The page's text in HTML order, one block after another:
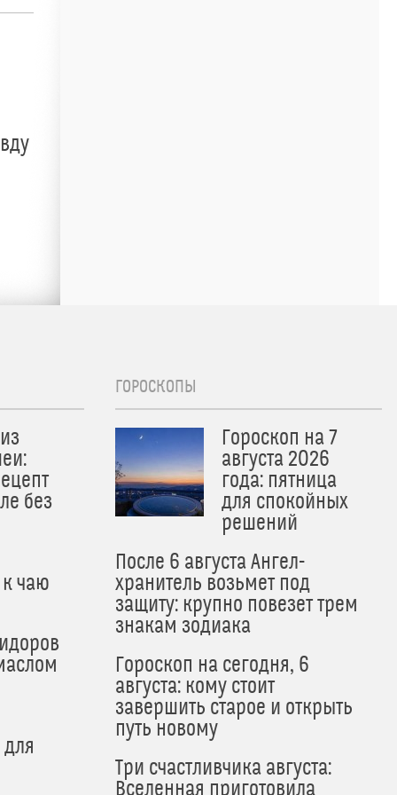
без
чаю
ГОРОСКОПЫ
Гороскоп на 7
августа 2026
года: пятница
для спокойных
решений
После 6 августа Ангел-
хранитель возьмет под
защиту: крупно повезет трем
знакам зодиака
Гороскоп на сегодня, 6
августа: кому стоит
завершить старое и открыть
путь новому
Три счастливчика августа:
Вселенная приготовила